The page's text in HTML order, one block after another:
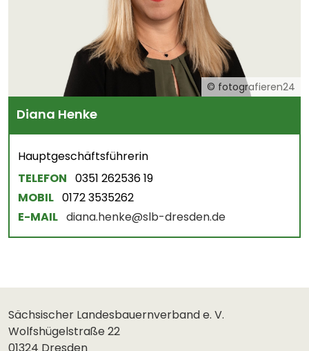
© fotografieren24
Diana Henke
Hauptgeschäftsführerin
TELEFON 0351 262536 19
MOBIL 0172 3535262
E-MAIL diana.henke@slb-dresden.de
Sächsischer Landesbauernverband e. V.
Wolfshügelstraße 22